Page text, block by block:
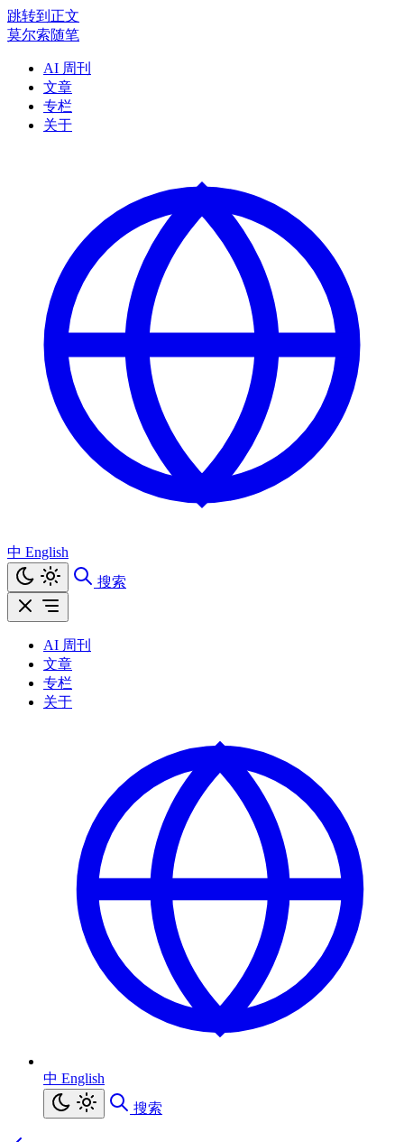
跳转到正文
莫尔索随笔
AI 周刊
文章
专栏
关于
中 English
搜索
AI 周刊
文章
专栏
关于
中 English
搜索